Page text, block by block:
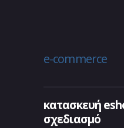
e-commerce
κατασκευή
σχεδιασμό